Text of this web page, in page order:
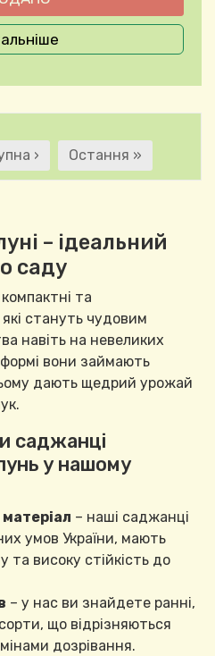
Розбивка на
сторінка
› Остання сторінка
Остання »
– ідеальний
саду
та
стануть чудовим
навіть на невеликих
вони займають
дають щедрий урожай
саджанці
у нашому
– наші саджанці
умов України, мають
та високу стійкість до
– у нас ви знайдете ранні,
що відрізняються
дозрівання.